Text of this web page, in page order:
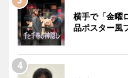
横手で「金曜
品ポスター風